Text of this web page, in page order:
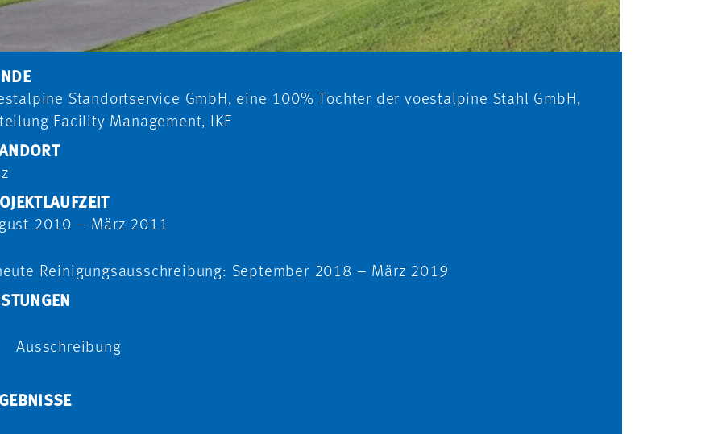
Standortservice GmbH, eine 100% Tochter der voestalpine Stahl GmbH,
Facility Management, IKF
2010 – März 2011
Reinigungsausschreibung: September 2018 – März 2019
Ausschreibung